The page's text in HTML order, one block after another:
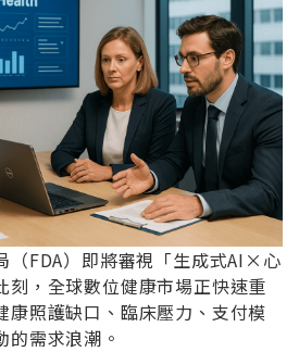
（FDA）即將審視「生成式AI×心
刻，全球數位健康市場正快速重
康照護缺口、臨床壓力、支付模
的需求浪潮。